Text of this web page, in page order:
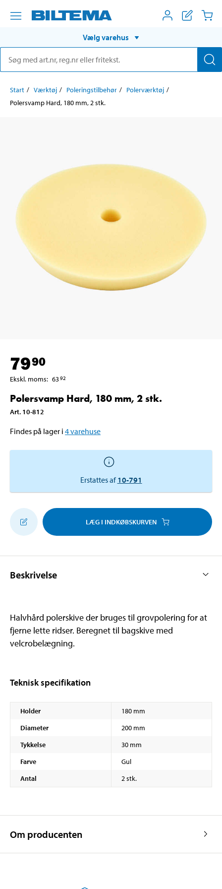
Vælg varehus
Start Værktøj Poleringstilbehør
Polerværktøj
Polersvamp Hard, 180 mm, 2 stk.
7990
Ekskl. moms: 6392
Polersvamp Hard, 180 mm, 2 stk.
Art. 10-812
Findes på lager i 4varehuse
Erstattes af 10-791
LÆG I INDKØBSKURVEN
Beskrivelse
Halvhård polerskive der bruges til grovpolering for at
fjerne lette ridser. Beregnet til bagskive med
velcrobelægning.
Teknisk specifikation
Holder
180 mm
Diameter
200 mm
Tykkelse
30 mm
Farve
Gul
Antal
2 stk.
Om producenten